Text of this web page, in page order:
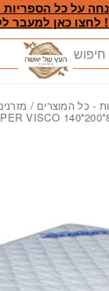
הנחה על כל
לחצו כאן למעבר
- כל המוצרים /
VISCO